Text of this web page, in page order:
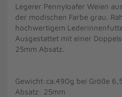
Legerer Pennyloafer Weien
der modischen Farbe grau.
hochwertigem
Ausgestattet mit einer
25mm Absatz.
Gewicht:ca.490g bei Größe
Absatz: 25mm